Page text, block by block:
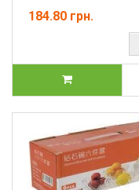
184.80 грн.